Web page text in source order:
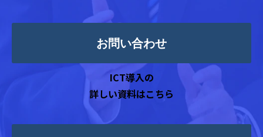
お問い合わせ
ICT導入の
詳しい資料はこちら